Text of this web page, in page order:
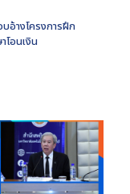
อ้างโครงการฝึก
โอนเงิน